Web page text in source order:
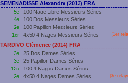
SEMENADISSE Alexandre (2013) FRA
5e
100 Nage Libre Messieurs Séries
4e
100 Dos Messieurs Séries
2e
100 Papillon Messieurs Séries
1er
4x50 4 Nages Messieurs Séries [1er
TARDIVO Clémence (2014) FRA
3e
25 Dos Dames Séries
3e
25 Papillon Dames Séries
12e
100 4 Nages Dames Séries
2e
4x50 4 Nages Dames Séries [3e